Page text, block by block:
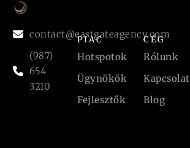
contact@eastgateagency.com
(987)
654
3210
PIAC
Hotspotok
Ügynökök
Fejlesztők
CÉG
Rólunk
Kapcsolat
Blog